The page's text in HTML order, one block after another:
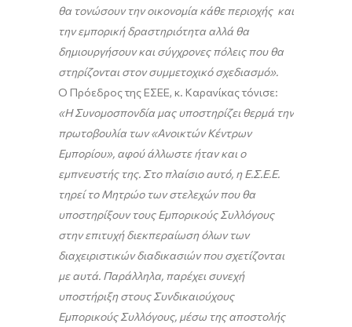
θα τονώσουν την οικονομία κάθε περιοχής και
την εμπορική δραστηριότητα αλλά θα
δημιουργήσουν και σύγχρονες πόλεις που θα
στηρίζονται στον συμμετοχικό σχεδιασμό».
Ο Πρόεδρος της ΕΣΕΕ, κ. Καρανίκας τόνισε:
«Η Συνομοσπονδία μας υποστηρίζει θερμά την
πρωτοβουλία των «Ανοικτών Κέντρων
Εμπορίου», αφού άλλωστε ήταν και ο
εμπνευστής της. Στο πλαίσιο αυτό, η Ε.Σ.Ε.Ε.
τηρεί το Μητρώο των στελεχών που θα
υποστηρίξουν τους Εμπορικούς Συλλόγους
στην επιτυχή διεκπεραίωση όλων των
διαχειριστικών διαδικασιών που σχετίζονται
με αυτά. Παράλληλα, παρέχει συνεχή
υποστήριξη στους Συνδικαιούχους
Εμπορικούς Συλλόγους, μέσω της αποστολής